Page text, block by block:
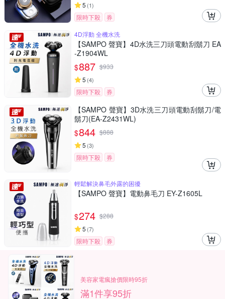
5 (1)
限時下殺
券
4D浮動 全機水洗
【SAMPO 聲寶】4D水洗三刀頭電動刮鬍刀 EA
-Z1904WL
$887 $933
5 (4)
限時下殺 券
【SAMPO 聲寶】3D水洗三刀頭電動刮鬍刀/電
鬍刀(EA-Z2431WL)
$844 $888
5 (3)
限時下殺 券
輕鬆解決鼻毛外露的困擾
【SAMPO 聲寶】電動鼻毛刀 EY-Z1605L
$274 $288
5 (7)
限時下殺 券
美容家電瘋搶價限時95折
滿1件享95折